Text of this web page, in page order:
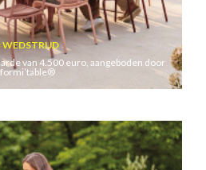
WEDSTRIJD
van 4.500 euro, aangeboden door
formi’table®